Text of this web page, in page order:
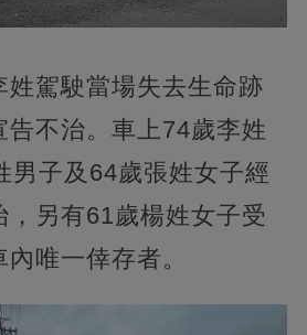
姓駕駛當場失去生命跡
告不治。車上74歲李姓
男子及64歲張姓女子經
另有61歲楊姓女子受
唯一倖存者。